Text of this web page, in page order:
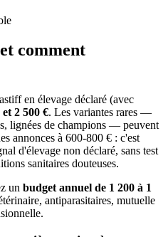
comment
en élevage déclaré (avec
et 2 500 €. Les variantes rares —
lignées de champions — peuvent
annonces à 600-800 € : c'est
d'élevage non déclaré, sans test
sanitaires douteuses.
un budget annuel de 1 200 à 1
antiparasitaires, mutuelle